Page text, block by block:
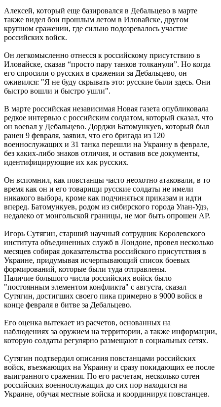
Алексей, который еще базировался в Дебальцево в марте
также видел бои прошлым летом в Иловайске, другом
крупном сражении, где сильно подозревалось участие
российских войск.
Он легкомысленно отнесся к российскому присутствию в
Иловайске, сказав “просто пару танков толканули”. Но когда
его спросили о русских в сражении за Дебальцево, он
оживился: "Я не буду скрывать это: русские были здесь. Они
быстро вошли и быстро ушли".
В марте российская независимая Новая газета опубликовала
редкое интервью с российским солдатом, который сказал, что
он воевал у Дебальцево. Дорджи Батомункуев, который был
ранен 9 февраля, заявил, что его бригада из 120
военнослужащих и 31 танка перешли на Украину в феврале,
без каких-либо знаков отличия, и оставив все документы,
идентифицирующие их как русских.
Он вспомнил, как повстанцы часто неохотно атаковали, в то
время как он и его товарищи русские солдаты не имели
никакого выбора, кроме как подчиняться приказам и идти
вперед. Батомункуев, родом из сибирского города Улан-Удэ,
недалеко от монгольской границы, не мог быть опрошен AP.
Игорь Сутягин, старший научный сотрудник Королевского
института объединенных служб в Лондоне, провел несколько
месяцев собирая доказательства российского присутствия в
Украине, придумывая исчерпывающий список боевых
формирований, которые были туда отправлены.
Наличие большого числа российских войск было
"постоянным элементом конфликта" с августа, сказал
Сутягин, достигших своего пика примерно в 9000 войск в
конце февраля в битве за Дебальцево.
Его оценка вытекает из расчетов, основанных на
наблюдениях за оружием на территории, а также информации,
которую солдаты регулярно размещают в социальных сетях.
Сутягин подтвердил описания повстанцами российских
войск, въезжающих на Украину и сразу покидающих ее после
выигранного сражения. По его расчетам, несколько сотен
российских военнослужащих до сих пор находятся на
Украине, обучая местные войска и координируя повстанцев.